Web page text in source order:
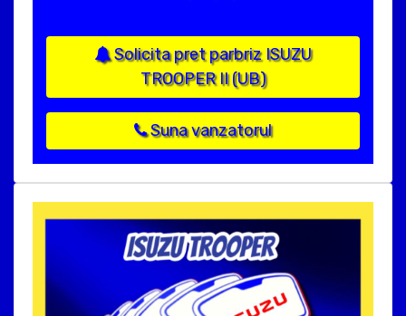
Solicita pret parbriz ISUZU
TROOPER II (UB)
Suna vanzatorul